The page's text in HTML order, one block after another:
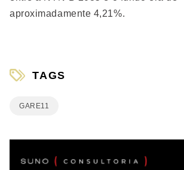
aproximadamente 4,21%.
TAGS
GARE11